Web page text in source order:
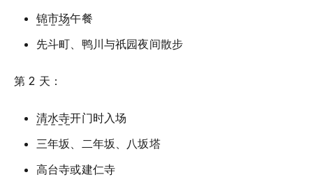
锦市场午餐
先斗町、鸭川与祇园夜间散步
第 2 天：
清水寺开门时入场
三年坂、二年坂、八坂塔
高台寺或建仁寺